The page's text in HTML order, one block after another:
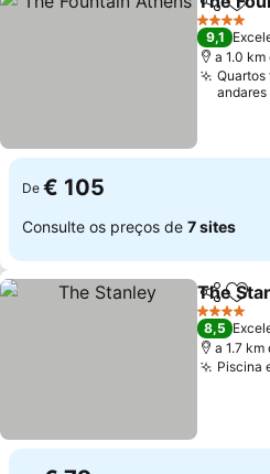
Partilhar
4 Estrelas
9,1
a 1.0
Quartos
andares
De € 105
Consulte os preços de 7 sites
Partilhar
The
4 Estrelas
8,5
a 1.7
Piscina